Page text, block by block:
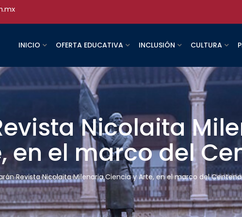
INICIO OFERTA EDUCATIVA INCLUSIÓN CULTURA
Nicolaita
en el marco del
Revista Nicolaita Milenaria Ciencia y Arte, en el marco del